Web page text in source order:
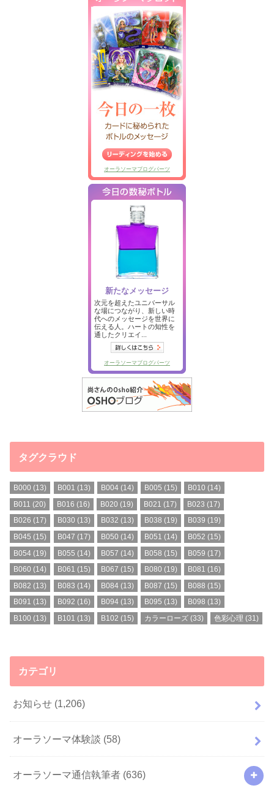
タグクラウド
B000 (13) B001 (13) B004(14) B005 (15) B010 (14)
B011 (20) B016 (16) B020 (19) B021 (17) B023 (17)
B026 (17) B030 (13) B032 (13) B038 (19) B039 (19)
B045 (15) B047 (17) B050 (14) B051 (14) B052 (15)
B054 (19) B055 (14) B057 (14) B058 (15) B059 (17)
B060 (14) B061 (15) B067 (15) B080 (19) B081 (16)
B082 (13) B083 (14) B084(13) B087 (15) B088 (15)
B091 (13) B092 (16) B094(13) B095 (13) B098 (13)
B100 (13) B101 (13) B102 (15) カラーローズ (33) 色彩心理 (31)
カテゴリ
お知らせ (1,206)
オーラソーマ体験談 (58)
オーラソーマ通信執筆者 (636)